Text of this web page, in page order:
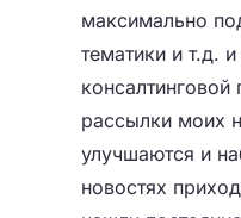
максимально
тематики и т.д.
рассылки моих
улучшаются и
новостях